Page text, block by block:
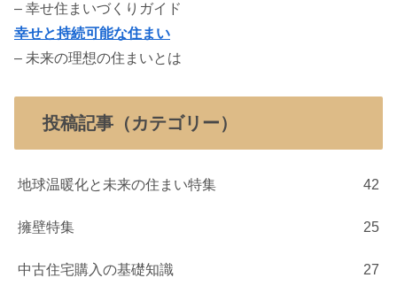
– 幸せ住まいづくりガイド
幸せと持続可能な住まい
– 未来の理想の住まいとは
投稿記事（カテゴリー）
地球温暖化と未来の住まい特集 42
擁壁特集 25
中古住宅購入の基礎知識 27